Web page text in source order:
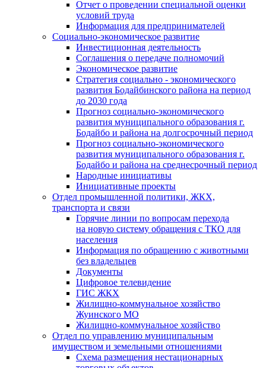
Отчет о проведении специальной оценки
условий труда
Информация для предпринимателей
Социально-экономическое развитие
Инвестиционная деятельность
Соглашения о передаче полномочий
Экономическое развитие
Стратегия социально - экономического
развития Бодайбинского района на период
до 2030 года
Прогноз социально-экономического
развития муниципального образования г.
Бодайбо и района на долгосрочный период
Прогноз социально-экономического
развития муниципального образования г.
Бодайбо и района на среднесрочный период
Народные инициативы
Инициативные проекты
Отдел промышленной политики, ЖКХ,
транспорта и связи
Горячие линии по вопросам перехода
на новую систему обращения с ТКО для
населения
Информация по обращению с животными
без владельцев
Документы
Цифровое телевидение
ГИС ЖКХ
Жилищно-коммунальное хозяйство
Жуинского МО
Жилищно-коммунальное хозяйство
Отдел по управлению муниципальным
имуществом и земельными отношениями
Схема размещения нестационарных